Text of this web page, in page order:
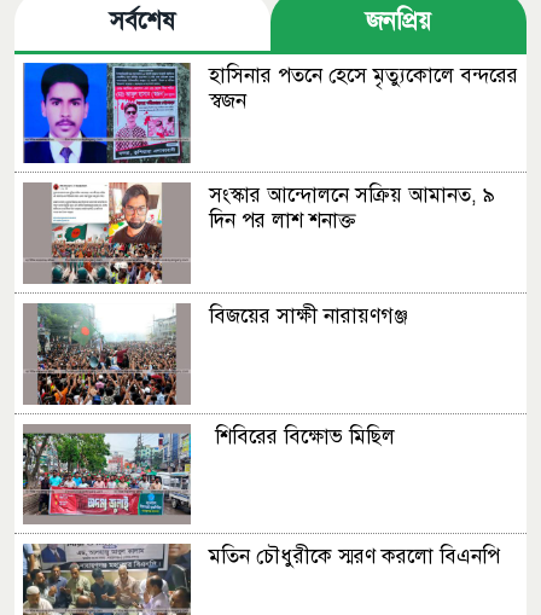
বন্দরে আর্জেন্টিনাকে হারিয়ে ব্রাজিল জয়ী
অসুস্থ গিনেস রেকর্ডধারী “ফুটবল ম্যান”
মাসুদ রানার পাশে ডিসি
অনূর্ধ্ব-১৬ কিশোর ফুটবল লীগের
পুরস্কার বিতরণ
বিশ্বকাপ উন্মাদনায় ব্রাজিল সমর্থকদের
র‍্যালি
সর্বশেষ জনপ্রিয়
হাসিনার পতনে হেসে মৃত্যুকোলে বন্দরের
স্বজন
সংস্কার আন্দোলনে সক্রিয় আমানত, ৯
দিন পর লাশ শনাক্ত
বিজয়ের সাক্ষী নারায়ণগঞ্জ
শিবিরের বিক্ষোভ মিছিল
মতিন চৌধুরীকে স্মরণ করলো বিএনপি